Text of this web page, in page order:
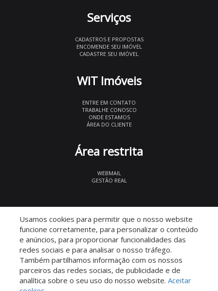
Serviços
CADASTROS E PROPOSTAS
ENCOMENDE SEU IMÓVEL
CADASTRE SEU IMÓVEL
WIT Imóveis
ENTRE EM CONTATO
TRABALHE CONOSCO
ONDE ESTAMOS
ÁREA DO CLIENTE
Área restrita
WEBMAIL
GESTÃO REAL
Descomplicado por:
Usamos cookies para permitir que o nosso website
funcione corretamente, para personalizar o conteúdo
e anúncios, para proporcionar funcionalidades das
redes sociais e para analisar o nosso tráfego.
Também partilhamos informação com os nossos
parceiros das redes sociais, de publicidade e de
analítica sobre o seu uso do nosso website. Aceitar